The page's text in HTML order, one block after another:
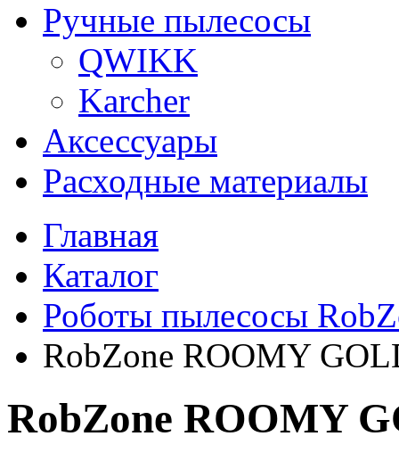
Ручные пылесосы
QWIKK
Karcher
Аксессуары
Расходные материалы
Главная
Каталог
Роботы пылесосы
RobZone ROOMY
RobZone ROOMY